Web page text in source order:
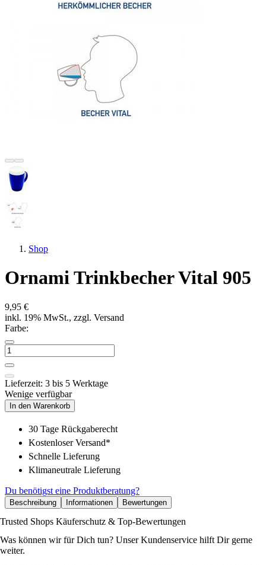
Shop
Ornami Trinkbecher Vital 905
9,95 €
inkl. 19% MwSt., zzgl. Versand
Farbe:
Lieferzeit: 3 bis 5 Werktage
Wenige verfügbar
In den Warenkorb
30 Tage Rückgaberecht
Kostenloser Versand*
Schnelle Lieferung
Klimaneutrale Lieferung
Du benötigst eine Produktberatung?
Beschreibung Informationen Bewertungen
Trusted Shops Käuferschutz & Top-Bewertungen
Was können wir für Dich tun? Unser Kundenservice hilft Dir gerne
weiter.